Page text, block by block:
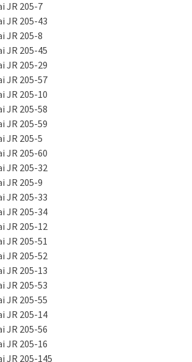
JR 205-7
JR 205-43
JR 205-8
JR 205-45
JR 205-29
JR 205-57
JR 205-10
JR 205-58
JR 205-59
JR 205-5
JR 205-60
JR 205-32
JR 205-9
JR 205-33
JR 205-34
JR 205-12
JR 205-51
JR 205-52
JR 205-13
JR 205-53
JR 205-55
JR 205-14
JR 205-56
JR 205-16
JR 205-145